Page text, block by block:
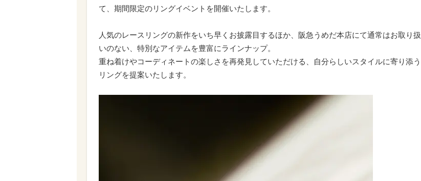
て、期間限定のリングイベントを開催いたします。
人気のレースリングの新作をいち早くお披露目するほか、阪急うめだ本店にて通常はお取り扱
いのない、特別なアイテムを豊富にラインナップ。
重ね着けやコーディネートの楽しさを再発見していただける、自分らしいスタイルに寄り添う
リングを提案いたします。